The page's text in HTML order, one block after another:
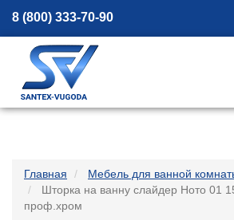
8 (800) 333-70-90
Главная
Мебель для ванной
Шторка на ванну слайдер Ното 01
проф.хром